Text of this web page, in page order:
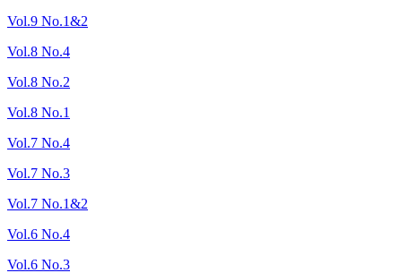
Vol.9 No.1&2
Vol.8 No.4
Vol.8 No.2
Vol.8 No.1
Vol.7 No.4
Vol.7 No.3
Vol.7 No.1&2
Vol.6 No.4
Vol.6 No.3